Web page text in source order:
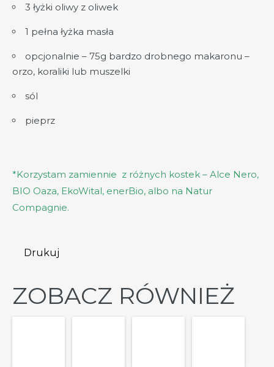
3 łyżki oliwy z oliwek
1 pełna łyżka masła
opcjonalnie – 75g bardzo drobnego makaronu –
orzo, koraliki lub muszelki
sól
pieprz
*Korzystam zamiennie z różnych kostek – Alce Nero,
BIO Oaza, EkoWital, enerBio, albo na Natur
Compagnie.
Drukuj
ZOBACZ RÓWNIEŻ